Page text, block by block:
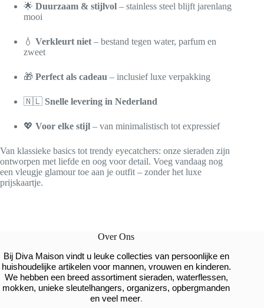
🌟 Duurzaam & stijlvol – stainless steel blijft jarenlang
mooi
💧 Verkleurt niet – bestand tegen water, parfum en
zweet
🎁 Perfect als cadeau – inclusief luxe verpakking
🇳🇱 Snelle levering in Nederland
💖 Voor elke stijl – van minimalistisch tot expressief
Van klassieke basics tot trendy eyecatchers: onze sieraden zijn
ontworpen met liefde en oog voor detail. Voeg vandaag nog
een vleugje glamour toe aan je outfit – zonder het luxe
prijskaartje.
Over Ons
Bij Diva Maison vindt u leuke collecties van persoonlijke en
huishoudelijke artikelen voor mannen, vrouwen en kinderen.
We hebben een breed assortiment sieraden, waterflessen,
mokken, unieke sleutelhangers, organizers, opbergmanden
en veel meer.